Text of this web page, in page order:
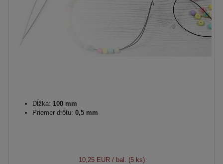
Dĺžka: 100 mm
Priemer drôtu: 0,5 mm
10,25 EUR/ bal. (5 ks)